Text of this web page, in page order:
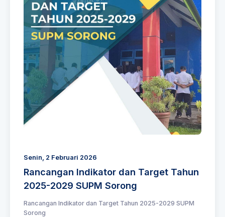
Senin, 2 Februari 2026
Rancangan Indikator dan Target Tahun
2025-2029 SUPM Sorong
Rancangan Indikator dan Target Tahun 2025-2029 SUPM
Sorong